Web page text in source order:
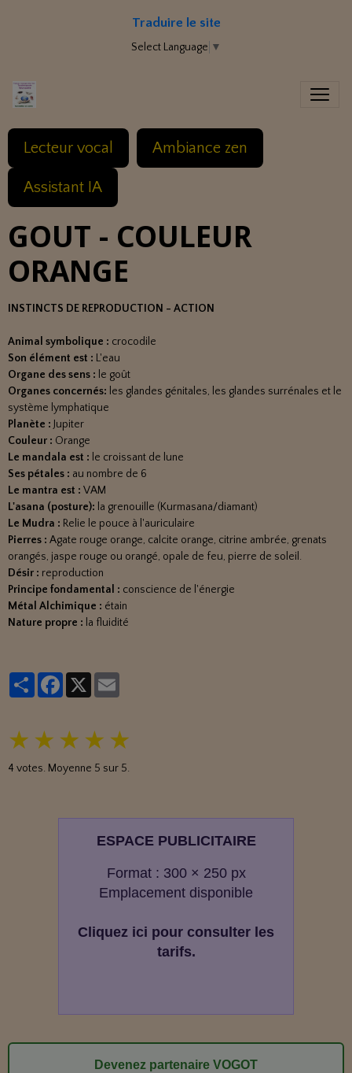
Traduire le site
Select Language ▼
Lecteur vocal Ambiance zen
Assistant IA
GOUT - COULEUR
ORANGE
INSTINCTS DE REPRODUCTION - ACTION
Animal symbolique : crocodile
Son élément est : L'eau
Organe des sens : le goût
Organes concernés: les glandes génitales, les glandes surrénales et le
système lymphatique
Planète : Jupiter
Couleur : Orange
Le mandala est : le croissant de lune
Ses pétales : au nombre de 6
Le mantra est : VAM
L'asana (posture): la grenouille (Kurmasana/diamant)
Le Mudra : Relie le pouce à l'auriculaire
Pierres : Agate rouge orange, calcite orange, citrine ambrée, grenats
orangés, jaspe rouge ou orangé, opale de feu, pierre de soleil.
Désir : reproduction
Principe fondamental : conscience de l'énergie
Métal Alchimique : étain
Nature propre : la fluidité
PartagerFacebook
★ ★ ★ ★ ★
4 votes. Moyenne 5 sur 5.
ESPACE PUBLICITAIRE
Format : 300 × 250 px
Emplacement disponible
Cliquez ici pour consulter les
tarifs.
Devenez partenaire VOGOT